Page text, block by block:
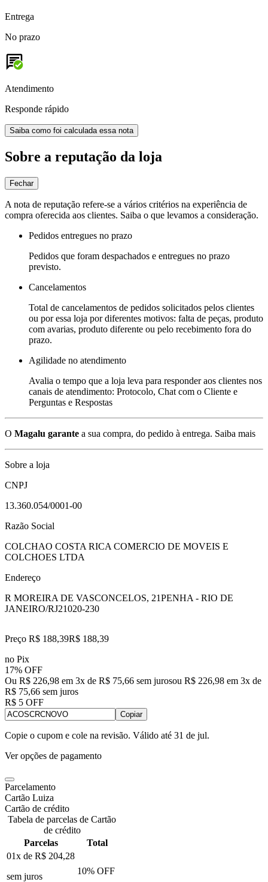
Entrega
No prazo
Atendimento
Responde rápido
Saiba como foi calculada essa nota
Sobre a reputação da loja
Fechar
A nota de reputação refere-se a vários critérios na experiência de
compra oferecida aos clientes. Saiba o que levamos a consideração.
Pedidos entregues no prazo
Pedidos que foram despachados e entregues no prazo
previsto.
Cancelamentos
Total de cancelamentos de pedidos solicitados pelos clientes
ou por essa loja por diferentes motivos: falta de peças, produto
com avarias, produto diferente ou pelo recebimento fora do
prazo.
Agilidade no atendimento
Avalia o tempo que a loja leva para responder aos clientes nos
canais de atendimento: Protocolo, Chat com o Cliente e
Perguntas e Respostas
O Magalu garante a sua compra, do pedido à entrega. Saiba mais
Sobre a loja
CNPJ
13.360.054/0001-00
Razão Social
COLCHAO COSTA RICA COMERCIO DE MOVEIS E
COLCHOES LTDA
Endereço
R MOREIRA DE VASCONCELOS, 21PENHA - RIO DE
JANEIRO/RJ21020-230
Preço R$ 188,39R$ 188,39
no Pix
17% OFF
Ou R$ 226,98 em 3x de R$ 75,66 sem jurosou R$ 226,98 em 3x de
R$ 75,66 sem juros
R$ 5 OFF
Copiar
Copie o cupom e cole na revisão. Válido até 31 de jul.
Ver opções de pagamento
Parcelamento
Cartão Luiza
Cartão de crédito
Tabela de parcelas de Cartão
de crédito
Parcelas
Total
01x de R$ 204,28
sem juros
10% OFF